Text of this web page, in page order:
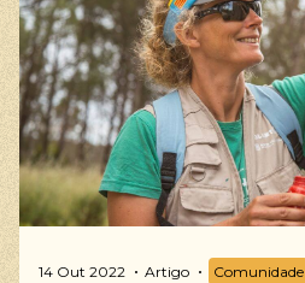
14 Out 2022 Artigo Comunidade